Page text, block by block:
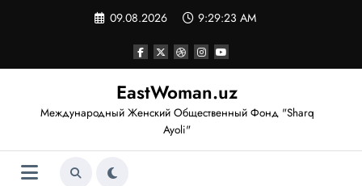
09.08.2026 9:29:23 AM
EastWoman.uz
Международный Женский Общественный Фонд "Sharq
Ayoli"